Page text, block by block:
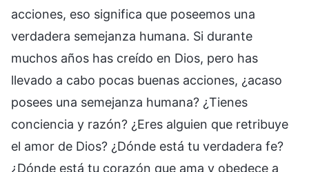
acciones, eso significa que poseemos una
verdadera semejanza humana. Si durante
muchos años has creído en Dios, pero has
llevado a cabo pocas buenas acciones, ¿acaso
posees una semejanza humana? ¿Tienes
conciencia y razón? ¿Eres alguien que retribuye
el amor de Dios? ¿Dónde está tu verdadera fe?
¿Dónde está tu corazón que ama y obedece a